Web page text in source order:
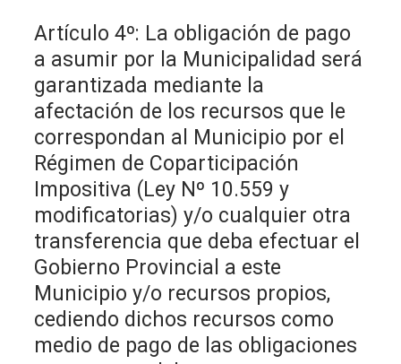
Artículo 4º: La obligación de pago
a asumir por la Municipalidad será
garantizada mediante la
afectación de los recursos que le
correspondan al Municipio por el
Régimen de Coparticipación
Impositiva (Ley Nº 10.559 y
modificatorias) y/o cualquier otra
transferencia que deba efectuar el
Gobierno Provincial a este
Municipio y/o recursos propios,
cediendo dichos recursos como
medio de pago de las obligaciones